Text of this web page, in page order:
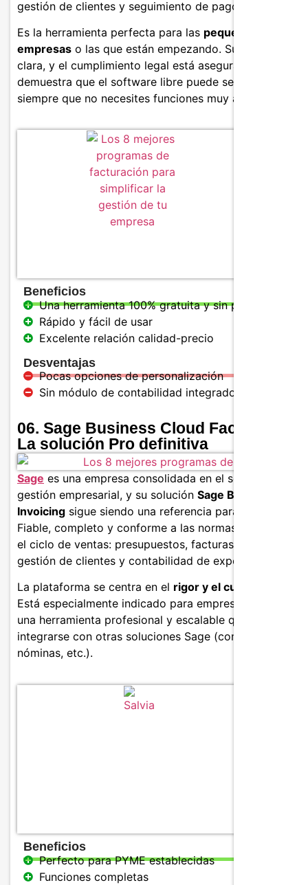
gestión de clientes y seguimiento de pagos.
Es la herramienta perfecta para las pequeñas
empresas o las que están empezando. Su interfaz es
clara, y el cumplimiento legal está asegurado. Henrri
demuestra que el software libre puede ser profesional,
siempre que no necesites funciones muy avanzadas.
Beneficios
Una herramienta 100% gratuita y sin publicidad
Rápido y fácil de usar
Excelente relación calidad-precio
Desventajas
Pocas opciones de personalización
Sin módulo de contabilidad integrado
06. Sage Business Cloud Facturation -
La solución Pro definitiva
Sage es una empresa consolidada en el sector de la
gestión empresarial, y su solución Sage Business
Invoicing sigue siendo una referencia para las pymes.
Fiable, completo y conforme a las normas, cubre todo
el ciclo de ventas: presupuestos, facturas, pagos,
gestión de clientes y contabilidad de exportaciones.
La plataforma se centra en el rigor y el cumplimiento
Está especialmente indicado para empresas que
una herramienta profesional y escalable que pueda
integrarse con otras soluciones Sage (contabilidad,
nóminas, etc.).
Beneficios
Perfecto para PYME establecidas
Funciones completas